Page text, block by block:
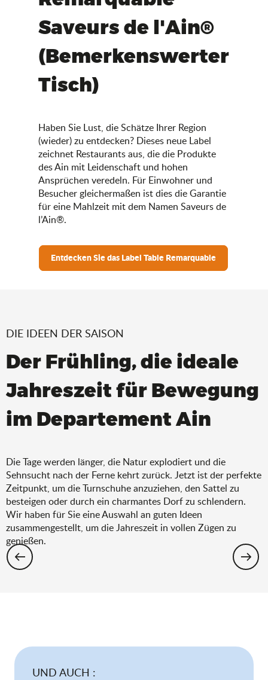
Saveurs de l'Ain®
(Bemerkenswerter
Tisch)
Haben Sie Lust, die Schätze Ihrer Region
(wieder) zu entdecken? Dieses neue Label
zeichnet Restaurants aus, die die Produkte
des Ain mit Leidenschaft und hohen
Ansprüchen veredeln. Für Einwohner und
Besucher gleichermaßen ist dies die Garantie
für eine Mahlzeit mit dem Namen Saveurs de
l’Ain®.
Entdecken Sie das Label Table Remarquable
DIE IDEEN DER SAISON
Der Frühling, die ideale
Jahreszeit für Bewegung
im Departement Ain
Die Tage werden länger, die Natur explodiert und die
Sehnsucht nach der Ferne kehrt zurück. Jetzt ist der perfekte
Zeitpunkt, um die Turnschuhe anzuziehen, den Sattel zu
besteigen oder durch ein charmantes Dorf zu schlendern.
Wir haben für Sie eine Auswahl an guten Ideen
zusammengestellt, um die Jahreszeit in vollen Zügen zu
genießen.
Wandern: Die Auswahl für den Frühling
UND AUCH :